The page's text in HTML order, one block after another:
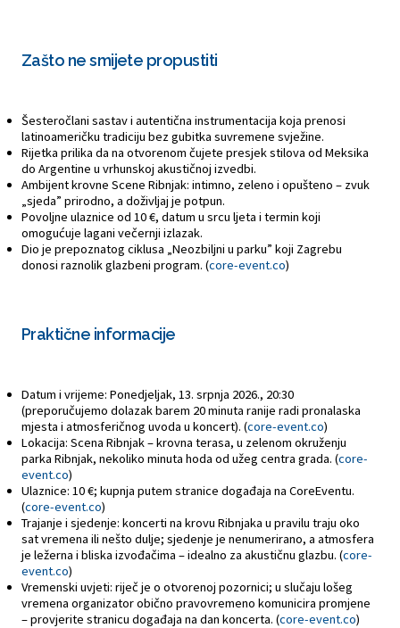
Zašto ne smijete propustiti
Šesteročlani sastav i autentična instrumentacija koja prenosi
latinoameričku tradiciju bez gubitka suvremene svježine.
Rijetka prilika da na otvorenom čujete presjek stilova od Meksika
do Argentine u vrhunskoj akustičnoj izvedbi.
Ambijent krovne Scene Ribnjak: intimno, zeleno i opušteno – zvuk
„sjeda” prirodno, a doživljaj je potpun.
Povoljne ulaznice od 10 €, datum u srcu ljeta i termin koji
omogućuje lagani večernji izlazak.
Dio je prepoznatog ciklusa „Neozbiljni u parku” koji Zagrebu
donosi raznolik glazbeni program. (core-event.co)
Praktične informacije
Datum i vrijeme: Ponedjeljak, 13. srpnja 2026., 20:30
(preporučujemo dolazak barem 20 minuta ranije radi pronalaska
mjesta i atmosferičnog uvoda u koncert). (core-event.co)
Lokacija: Scena Ribnjak – krovna terasa, u zelenom okruženju
parka Ribnjak, nekoliko minuta hoda od užeg centra grada. (core-
event.co)
Ulaznice: 10 €; kupnja putem stranice događaja na CoreEventu.
(core-event.co)
Trajanje i sjedenje: koncerti na krovu Ribnjaka u pravilu traju oko
sat vremena ili nešto dulje; sjedenje je nenumerirano, a atmosfera
je ležerna i bliska izvođačima – idealno za akustičnu glazbu. (core-
event.co)
Vremenski uvjeti: riječ je o otvorenoj pozornici; u slučaju lošeg
vremena organizator obično pravovremeno komunicira promjene
– provjerite stranicu događaja na dan koncerta. (core-event.co)